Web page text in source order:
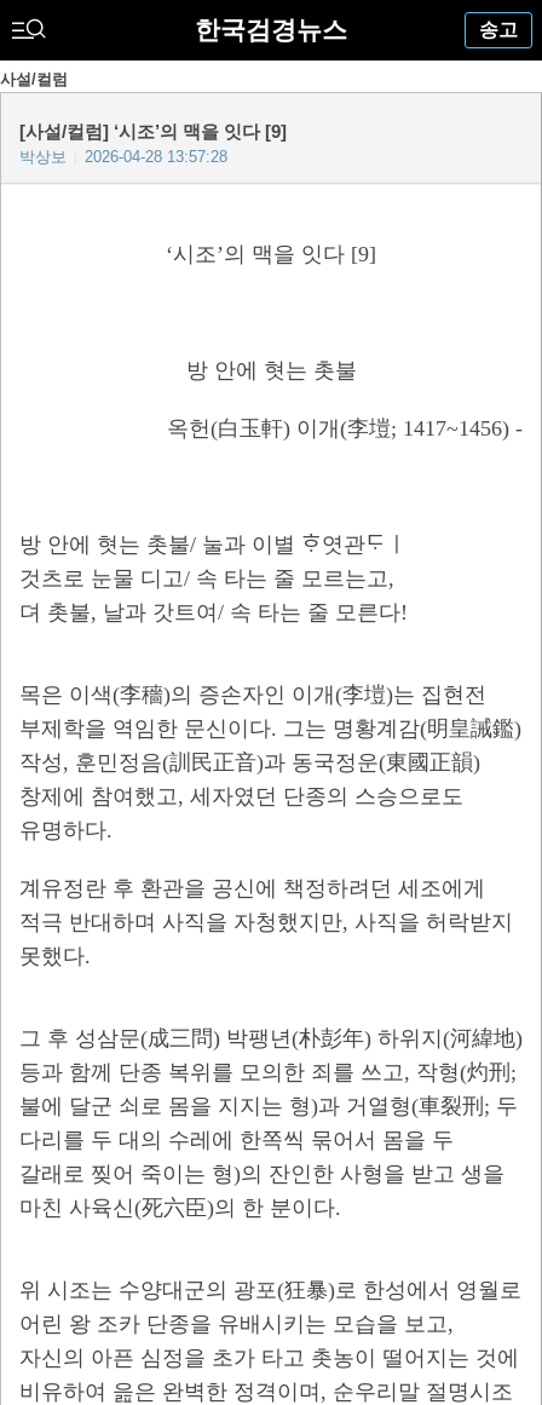
한국검경뉴스 송고
사설/컬럼
[사설/컬럼] ‘시조’의 맥을 잇다 [9]
박상보 2026-04-28 13:57:28
‘시조’의 맥을 잇다 [9]
방 안에 혓는 촛불
옥헌(白玉軒) 이개(李塏; 1417~1456) -
방 안에 혓는 촛불/ 눌과 이별 ᄒᆞ엿관ᄃᆞㅣ
것츠로 눈물 디고/ 속 타는 줄 모르는고,
뎌 촛불, 날과 갓트여/ 속 타는 줄 모른다!
목은 이색(李穡)의 증손자인 이개(李塏)는 집현전
부제학을 역임한 문신이다. 그는 명황계감(明皇誡鑑)
작성, 훈민정음(訓民正音)과 동국정운(東國正韻)
창제에 참여했고, 세자였던 단종의 스승으로도
유명하다.
계유정란 후 환관을 공신에 책정하려던 세조에게
적극 반대하며 사직을 자청했지만, 사직을 허락받지
못했다.
그 후 성삼문(成三問) 박팽년(朴彭年) 하위지(河緯地)
등과 함께 단종 복위를 모의한 죄를 쓰고, 작형(灼刑;
불에 달군 쇠로 몸을 지지는 형)과 거열형(車裂刑; 두
다리를 두 대의 수레에 한쪽씩 묶어서 몸을 두
갈래로 찢어 죽이는 형)의 잔인한 사형을 받고 생을
마친 사육신(死六臣)의 한 분이다.
위 시조는 수양대군의 광포(狂暴)로 한성에서 영월로
어린 왕 조카 단종을 유배시키는 모습을 보고,
자신의 아픈 심정을 초가 타고 촛농이 떨어지는 것에
비유하여 읊은 완벽한 정격이며, 순우리말 절명시조